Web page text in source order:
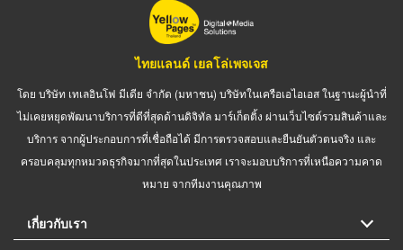
ไทยแลนด์ เยลโล่เพจเจส
โดย บริษัท เทเลอินโฟ มีเดีย จำกัด (มหาชน) บริษัทในเครือเอไอเอส ในฐานะผู้นำที่
ไม่เคยหยุดพัฒนาบริการที่ดีที่สุดด้านดิจิทัล มาร์เก็ตติ้ง ผ่านเว็บไซต์รวมสินค้าและ
บริการ จากผู้ประกอบการที่เชื่อถือได้ มีการตรวจสอบและยืนยันตัวตนจริง และ
ครอบคลุมทุกหมวดธุรกิจมากที่สุดในประเทศ เราจะมอบบริการที่เหนือความคาด
หมาย จากทีมงานคุณภาพ
เกี่ยวกับเรา